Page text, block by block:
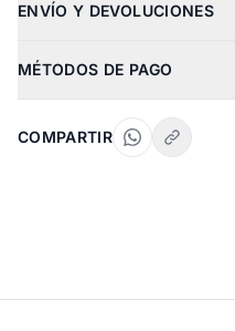
ENVÍO Y DEVOLUCIONES
MÉTODOS DE PAGO
COMPARTIR